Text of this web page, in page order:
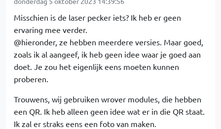
Misschien is de laser pecker iets? Ik heb er geen
ervaring mee verder.
@hieronder, ze hebben meerdere versies. Maar goed,
zoals ik al aangeef, ik heb geen idee waar je goed aan
doet. Je zou het eigenlijk eens moeten kunnen
proberen.
Trouwens, wij gebruiken wrover modules, die hebben
een QR. Ik heb alleen geen idee wat er in die QR staat.
Ik zal er straks eens een foto van maken.